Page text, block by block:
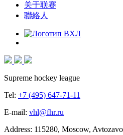
关于联赛
聯絡人
Supreme hockey league
Tel: +7 (495) 647-71-11
E-mail: vhl@fhr.ru
Address: 115280, Moscow,